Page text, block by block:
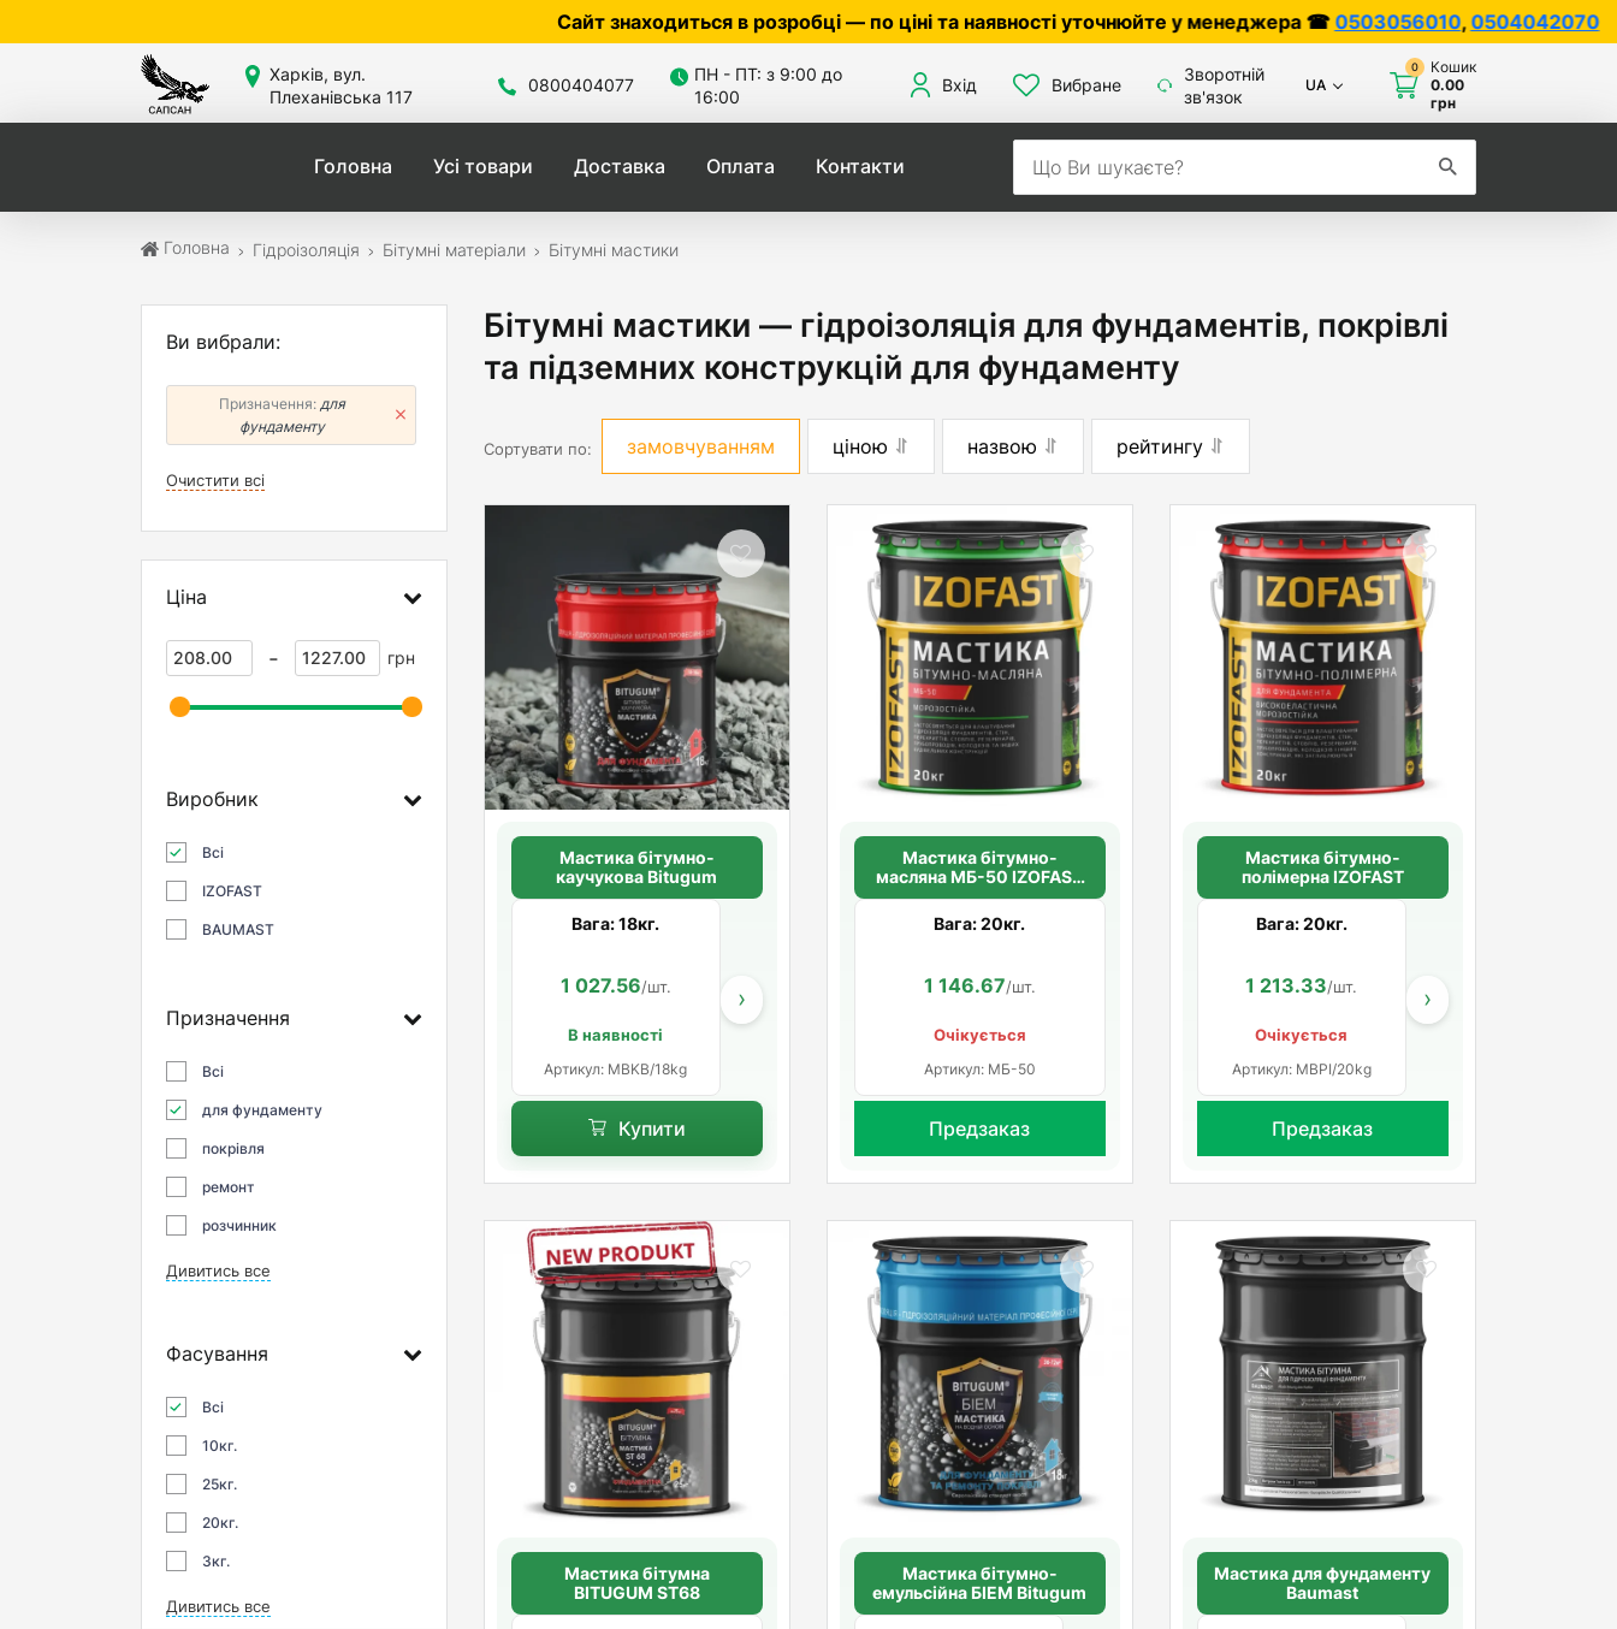
Сайт знаходиться в розробці — по ціні та наявності уточнюйте у менеджера ☎0503056010,0504042070
Харків, вул.
Плеханівська 117
0800404077
ПН - ПТ: з 9:00 до
16:00
Вхід Вибране
Зворотній
зв'язок
UA
0
Кошик
0.00
грн
Головна Усі товари Доставка Оплата Контакти
Головна Гідроізоляція Бітумні матеріали Бітумні мастики
Ви вибрали:
Призначення: для
фундаменту
Очистити всі
Ціна
- грн
Виробник
Всі
IZOFAST
BAUMAST
Призначення
Всі
для фундаменту
покрівля
ремонт
розчинник
Дивитись все
Фасування
Всі
10кг.
25кг.
20кг.
3кг.
Дивитись все
Бітумні мастики — гідроізоляція для фундаментів, покрівлі
та підземних конструкцій для фундаменту
Сортувати по: замовчуванням ціною назвою рейтингу
Мастика бітумно-
каучукова Bitugum
Вага: 18кг.
1 027.56/шт.
В наявності
Артикул: MBKB/18kg
353.08 224.07/шт.
›
Купити
Мастика бітумно-
масляна МБ-50 IZOFAST
20кг.
Вага: 20кг.
1 146.67/шт.
Очікується
Артикул: МБ-50
Предзаказ
Мастика бітумно-
полімерна IZOFAST
Вага: 20кг.
1 213.33/шт.
Очікується
Артикул: MBPI/20kg
›
Предзаказ
Мастика бітумна
BITUGUM ST68
Мастика бітумно-
емульсійна БІЕМ Bitugum
Мастика для фундаменту
Baumast